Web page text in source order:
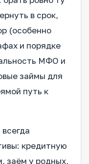
в срок,
(особенно
и порядке
МФО и
займы для
путь к
кредитную
заём у родных,